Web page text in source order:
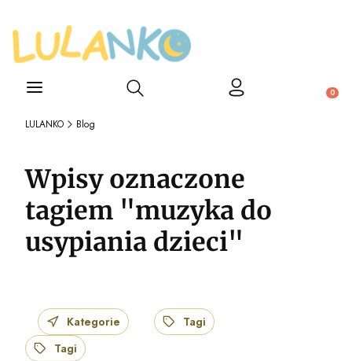
Otwórz wyszukiwarkę
LULANKO Blog
Wpisy oznaczone
tagiem "muzyka do
usypiania dzieci"
Kategorie
Tagi
Tagi